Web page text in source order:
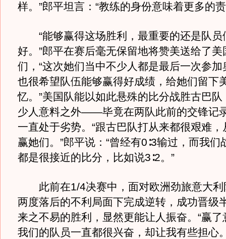
样。”郎平坦言：“教练的身份意味着更多的
“能够赢得这场胜利，最重要的还是队员
好。”郎平在赛后毫无保留地将赞美送给了美
们，“这次她们当中不少人都是最后一次参
也很希望队伍能够赢得好成绩，给她们留下
忆。”美国队能以如此悬殊的比分战胜古巴
少人意料之外——毕竟在两队此前的交锋记
一直处于劣势。“跟古巴队打从来都很艰难，
赢她们。”郎平说：“曾经有0∶3输过，而我们
都是很接近的比分，比如说3∶2。”
此前在1/4决赛中，面对欧洲劲旅意大利
两度落后的不利局面下完成逆转，成功晋级
来之不易的胜利，显然更能让人振奋。“赢
我们的队员一直都很兴奋，却让我有些担心